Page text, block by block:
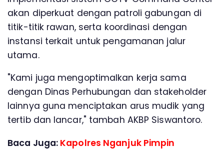
akan diperkuat dengan patroli gabungan di
titik-titik rawan, serta koordinasi dengan
instansi terkait untuk pengamanan jalur
utama.
"Kami juga mengoptimalkan kerja sama
dengan Dinas Perhubungan dan stakeholder
lainnya guna menciptakan arus mudik yang
tertib dan lancar," tambah AKBP Siswantoro.
Baca Juga: Kapolres Nganjuk Pimpin